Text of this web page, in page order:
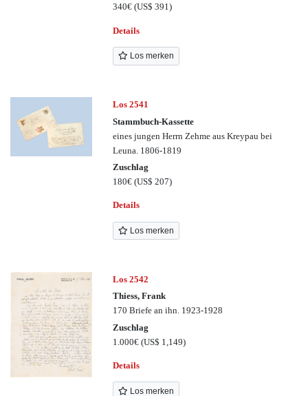
340€(US$ 391)
Details
Los merken
Los 2541
Stammbuch-Kassette
eines jungen Herrn Zehme aus Kreypau bei
Leuna. 1806-1819
Zuschlag
180€(US$ 207)
Details
Los merken
Los 2542
Thiess, Frank
170 Briefe an ihn. 1923-1928
Zuschlag
1.000€(US$ 1,149)
Details
Los merken